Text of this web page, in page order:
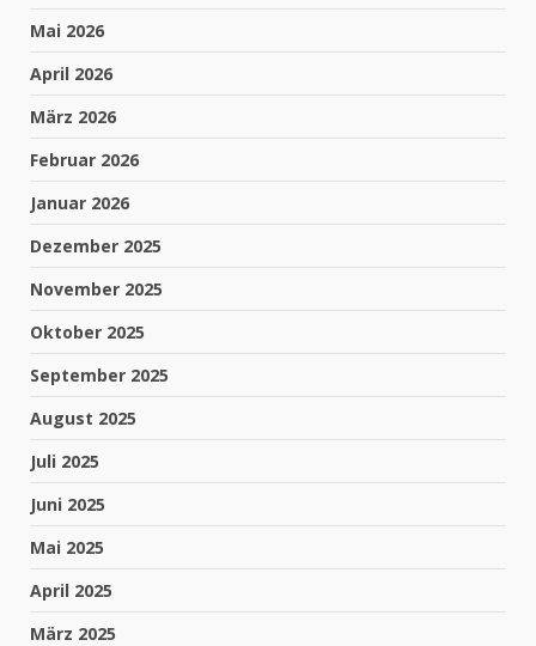
Mai 2026
April 2026
März 2026
Februar 2026
Januar 2026
Dezember 2025
November 2025
Oktober 2025
September 2025
August 2025
Juli 2025
Juni 2025
Mai 2025
April 2025
März 2025